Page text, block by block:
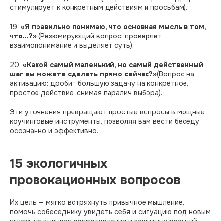
стимулирует к конкретным действиям и просьбам).
19. «Я правильно понимаю, что основная мысль в том,
что...?» (Резюмирующий вопрос: проверяет
взаимопонимание и выделяет суть).
20. «Какой самый маленький, но самый действенный
шаг вы можете сделать прямо сейчас?»(Вопрос на
активацию: дробит большую задачу на конкретное,
простое действие, снимая паралич выбора).
Эти уточнения превращают простые вопросы в мощные
коучинговые инструменты, позволяя вам вести беседу
осознанно и эффективно.
15 экологичных
провокационных вопросов
Их цель — мягко встряхнуть привычное мышление,
помочь собеседнику увидеть себя и ситуацию под новым